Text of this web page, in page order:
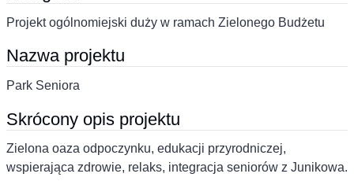
Projekt ogólnomiejski duży w ramach Zielonego Budżetu
Nazwa projektu
Park Seniora
Skrócony opis projektu
Zielona oaza odpoczynku, edukacji przyrodniczej,
wspierająca zdrowie, relaks, integracja seniorów z Junikowa.